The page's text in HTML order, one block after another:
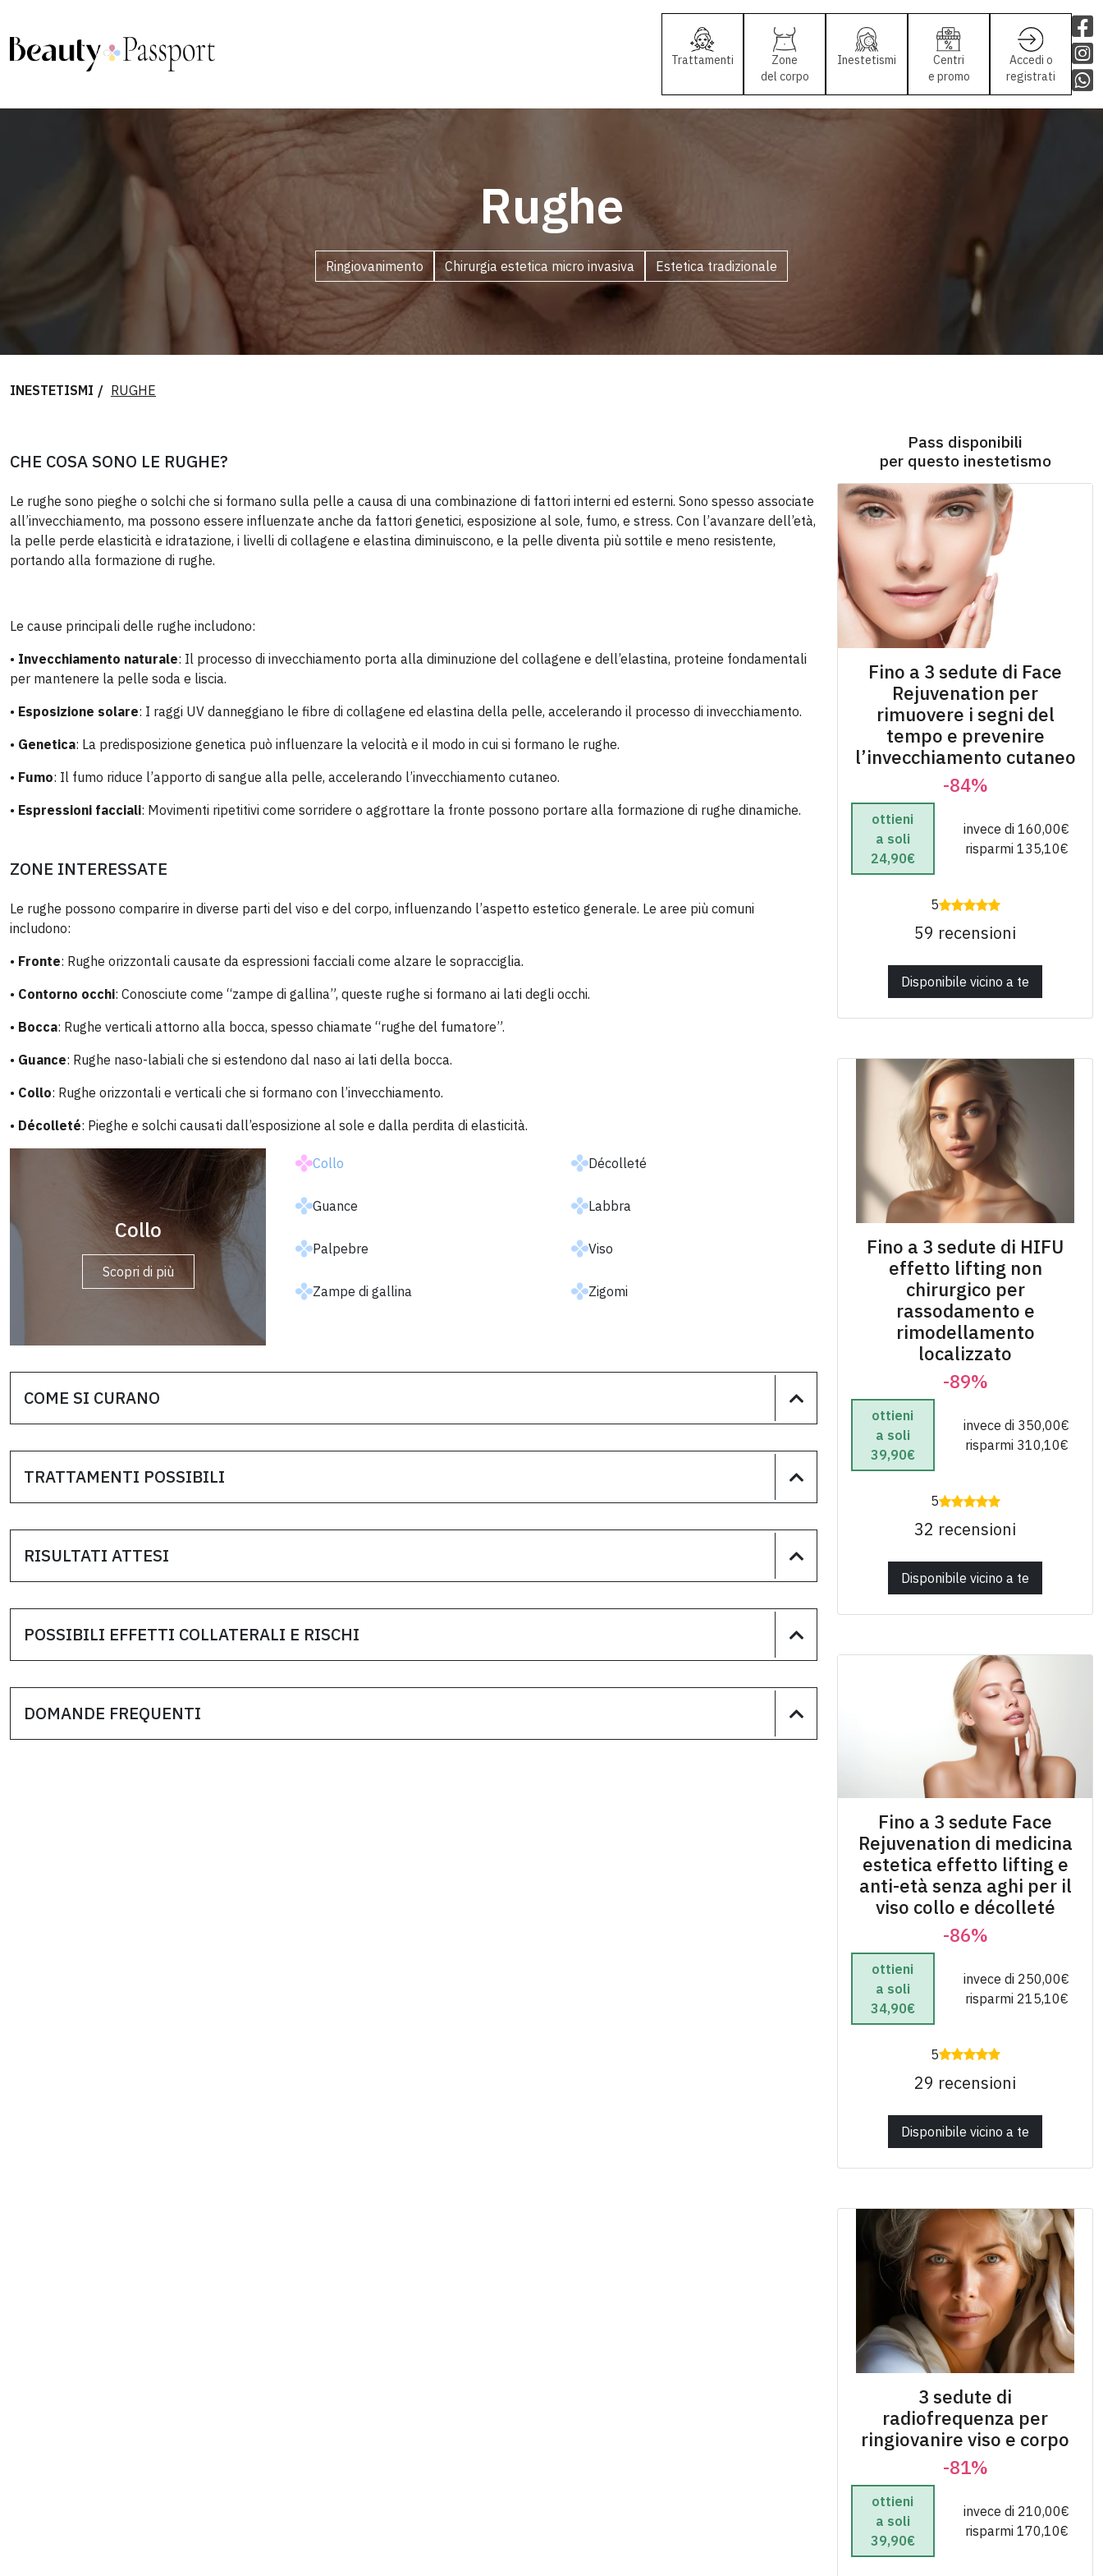
Trattamenti
Zone
del corpo
Inestetismi
Centri
e promo
Accedi o
registrati
Rughe
Ringiovanimento Chirurgia estetica micro invasiva Estetica tradizionale
INESTETISMI RUGHE
CHE COSA SONO LE RUGHE?
Le rughe sono pieghe o solchi che si formano sulla pelle a causa di una combinazione di fattori interni ed esterni. Sono spesso associate
all’invecchiamento, ma possono essere influenzate anche da fattori genetici, esposizione al sole, fumo, e stress. Con l’avanzare dell’età,
la pelle perde elasticità e idratazione, i livelli di collagene e elastina diminuiscono, e la pelle diventa più sottile e meno resistente,
portando alla formazione di rughe.
Le cause principali delle rughe includono:
• Invecchiamento naturale: Il processo di invecchiamento porta alla diminuzione del collagene e dell’elastina, proteine fondamentali
per mantenere la pelle soda e liscia.
• Esposizione solare: I raggi UV danneggiano le fibre di collagene ed elastina della pelle, accelerando il processo di invecchiamento.
• Genetica: La predisposizione genetica può influenzare la velocità e il modo in cui si formano le rughe.
• Fumo: Il fumo riduce l’apporto di sangue alla pelle, accelerando l’invecchiamento cutaneo.
• Espressioni facciali: Movimenti ripetitivi come sorridere o aggrottare la fronte possono portare alla formazione di rughe dinamiche.
ZONE INTERESSATE
Le rughe possono comparire in diverse parti del viso e del corpo, influenzando l’aspetto estetico generale. Le aree più comuni
includono:
• Fronte: Rughe orizzontali causate da espressioni facciali come alzare le sopracciglia.
• Contorno occhi: Conosciute come “zampe di gallina”, queste rughe si formano ai lati degli occhi.
• Bocca: Rughe verticali attorno alla bocca, spesso chiamate “rughe del fumatore”.
• Guance: Rughe naso-labiali che si estendono dal naso ai lati della bocca.
• Collo: Rughe orizzontali e verticali che si formano con l’invecchiamento.
• Décolleté: Pieghe e solchi causati dall’esposizione al sole e dalla perdita di elasticità.
Collo
Scopri di più
Décolleté
Scopri di più
Collo Décolleté
Guance Labbra
Palpebre Viso
Zampe di gallina Zigomi
COME SI CURANO
TRATTAMENTI POSSIBILI
RISULTATI ATTESI
POSSIBILI EFFETTI COLLATERALI E RISCHI
DOMANDE FREQUENTI
Pass disponibili
per questo inestetismo
Fino a 3 sedute di Face
Rejuvenation per
rimuovere i segni del
tempo e prevenire
l’invecchiamento cutaneo
-84%
ottieni
a soli
24,90€
invece di 160,00€
risparmi 135,10€
5
59 recensioni
Disponibile vicino a te
Fino a 3 sedute di HIFU
effetto lifting non
chirurgico per
rassodamento e
rimodellamento
localizzato
-89%
ottieni
a soli
39,90€
invece di 350,00€
risparmi 310,10€
5
32 recensioni
Disponibile vicino a te
Fino a 3 sedute Face
Rejuvenation di medicina
estetica effetto lifting e
anti-età senza aghi per il
viso collo e décolleté
-86%
ottieni
a soli
34,90€
invece di 250,00€
risparmi 215,10€
5
29 recensioni
Disponibile vicino a te
3 sedute di
radiofrequenza per
ringiovanire viso e corpo
-81%
ottieni
a soli
39,90€
invece di 210,00€
risparmi 170,10€